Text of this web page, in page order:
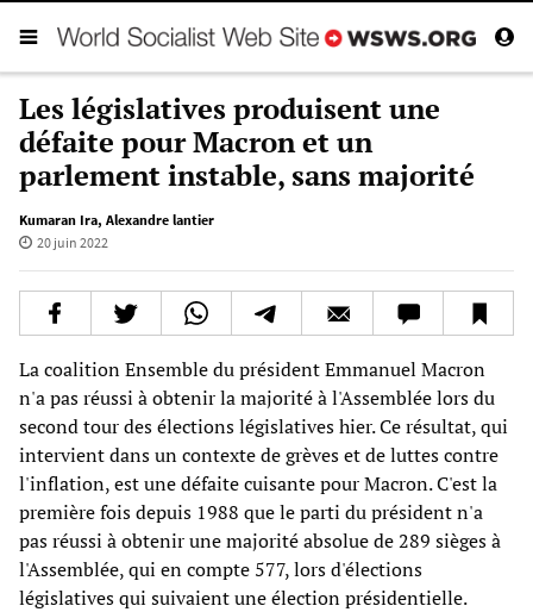
Les législatives produisent une
défaite pour Macron et un
parlement instable, sans majorité
Kumaran Ira, Alexandre lantier
20 juin 2022
La coalition Ensemble du président Emmanuel Macron
n'a pas réussi à obtenir la majorité à l'Assemblée lors du
second tour des élections législatives hier. Ce résultat, qui
intervient dans un contexte de grèves et de luttes contre
l'inflation, est une défaite cuisante pour Macron. C'est la
première fois depuis 1988 que le parti du président n'a
pas réussi à obtenir une majorité absolue de 289 sièges à
l'Assemblée, qui en compte 577, lors d'élections
législatives qui suivaient une élection présidentielle.